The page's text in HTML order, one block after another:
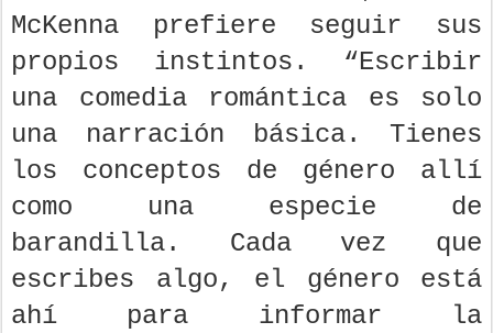
McKenna prefiere seguir sus
propios instintos. “Escribir
una comedia romántica es solo
una narración básica. Tienes
los conceptos de género allí
como una especie de
barandilla. Cada vez que
escribes algo, el género está
ahí para informar la